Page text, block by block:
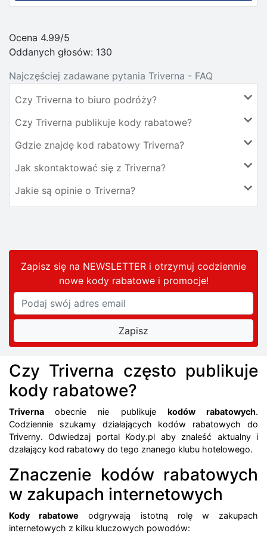
Ocena 4.99/5
Oddanych głosów: 130
Najczęściej zadawane pytania Triverna - FAQ
Czy Triverna to biuro podróży?
Czy Triverna publikuje kody rabatowe?
Gdzie znajdę kod rabatowy Triverna?
Jak skontaktować się z Triverna?
Jakie są opinie o Triverna?
Zapisz się na NEWSLETTER i otrzymuj codziennie
nowe kody rabatowei promocje!
Czy Triverna często publikuje
kody rabatowe?
Trivernaobecnie nie publikuje kodów rabatowych.
Codziennie szukamy działających kodów rabatowych do
Triverny. Odwiedzaj portal Kody.pl aby znaleść aktualny i
dzałający kod rabatowy do tego znanego klubu hotelowego.
Znaczenie kodów rabatowych
w zakupach internetowych
Kody rabatowe odgrywają istotną rolę w zakupach
internetowych z kilku kluczowych powodów: